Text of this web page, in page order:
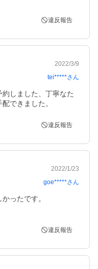
違反報告
2022/3/9
tei*****さん
しました、丁寧なた
できました。
違反報告
2022/1/23
goe*****さん
ったです。
違反報告